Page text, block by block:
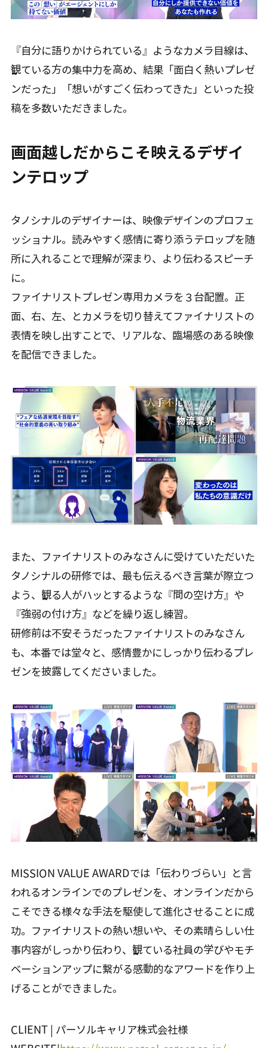
『自分に語りかけられている』ようなカメラ目線は、
観ている方の集中力を高め、結果「面白く熱いプレゼ
ンだった」「想いがすごく伝わってきた」といった投
稿を多数いただきました。
画面越しだからこそ映えるデザイ
ンテロップ
タノシナルのデザイナーは、映像デザインのプロフェ
ッショナル。読みやすく感情に寄り添うテロップを随
所に入れることで理解が深まり、より伝わるスピーチ
に。
ファイナリストプレゼン専用カメラを３台配置。正
面、右、左、とカメラを切り替えてファイナリストの
表情を映し出すことで、リアルな、臨場感のある映像
を配信できました。
また、ファイナリストのみなさんに受けていただいた
タノシナルの研修では、最も伝えるべき言葉が際立つ
よう、観る人がハッとするような『間の空け方』や
『強弱の付け方』などを繰り返し練習。
研修前は不安そうだったファイナリストのみなさん
も、本番では堂々と、感情豊かにしっかり伝わるプレ
ゼンを披露してくださいました。
MISSION VALUE AWARDでは「伝わりづらい」と言
われるオンラインでのプレゼンを、オンラインだから
こそできる様々な手法を駆使して進化させることに成
功。ファイナリストの熱い想いや、その素晴らしい仕
事内容がしっかり伝わり、観ている社員の学びやモチ
ベーションアップに繋がる感動的なアワードを作り上
げることができました。
CLIENT | パーソルキャリア株式会社様